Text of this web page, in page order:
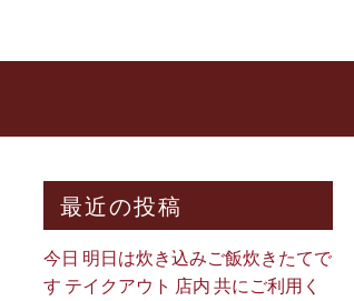
最近の投稿
今日 明日は炊き込みご飯炊きたてで
す テイクアウト 店内 共にご利用く